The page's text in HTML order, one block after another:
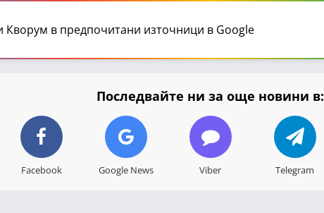
Кворум в предпочитани източници в Google
Последвайте ни за още новини в:
Facebook Google News Viber Telegram